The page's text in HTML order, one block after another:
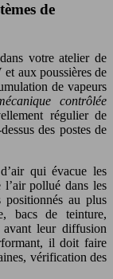
de
votre atelier de
aux poussières de
de vapeurs
contrôlée
régulier de
des postes de
qui évacue les
l’air pollué dans les
positionnés au plus
bacs de teinture,
avant leur diffusion
il doit faire
vérification des